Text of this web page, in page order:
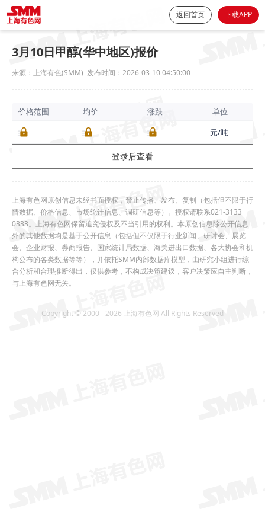
返回首页 下载APP
3月10日甲醇(华中地区)报价
来源： 上海有色(SMM) 发布时间： 2026-03-10 04:50:00
价格范围 均价 涨跌
单位
元/吨
登录后查看
上海有色网原创信息未经书面授权，禁止传播、发布、复制（包括但不限于行
情数据、价格信息、市场统计信息、调研信息等）。授权请联系021-3133
0333。上海有色网保留追究侵权及不当引用的权利。本原创信息除公开信息
外的其他数据均是基于公开信息（包括但不仅限于行业新闻、研讨会、展览
会、企业财报、券商报告、国家统计局数据、海关进出口数据、各大协会和机
构公布的各类数据等等），并依托SMM内部数据库模型，由研究小组进行综
合分析和合理推断得出，仅供参考，不构成决策建议，客户决策应自主判断，
与上海有色网无关。
Copyright © 2000 - 2026 上海有色网 All Rights Reserved